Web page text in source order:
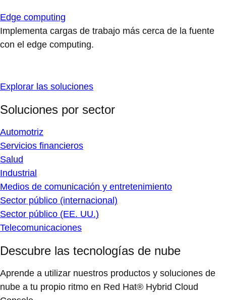
Edge computing
Implementa cargas de trabajo más cerca de la fuente
con el edge computing.
Explorar las soluciones
Soluciones por sector
Automotriz
Servicios financieros
Salud
Industrial
Medios de comunicación y entretenimiento
Sector público (internacional)
Sector público (EE. UU.)
Telecomunicaciones
Descubre las tecnologías de nube
Aprende a utilizar nuestros productos y soluciones de
nube a tu propio ritmo en Red Hat® Hybrid Cloud